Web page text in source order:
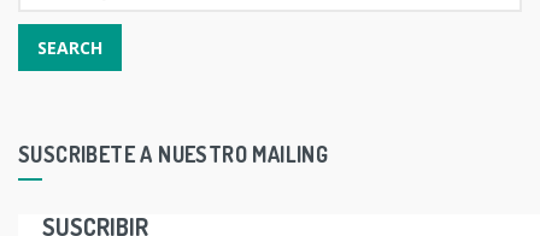
SUSCRIBETE A NUESTRO MAILING
SUSCRIBIR